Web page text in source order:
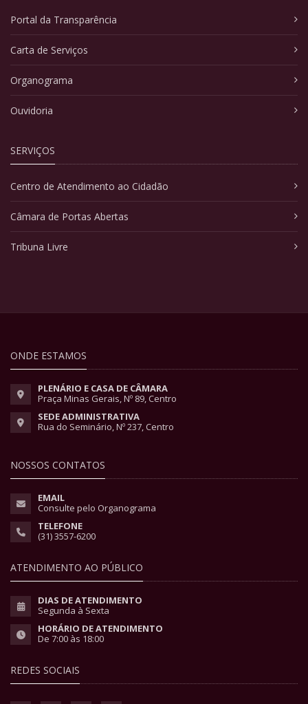
Portal da Transparência
Carta de Serviços
Organograma
Ouvidoria
SERVIÇOS
Centro de Atendimento ao Cidadão
Câmara de Portas Abertas
Tribuna Livre
ONDE ESTAMOS
PLENÁRIO E CASA DE CÂMARA
Praça Minas Gerais, Nº 89, Centro
SEDE ADMINISTRATIVA
Rua do Seminário, Nº 237, Centro
NOSSOS CONTATOS
EMAIL
Consulte pelo Organograma
TELEFONE
(31) 3557-6200
ATENDIMENTO AO PÚBLICO
DIAS DE ATENDIMENTO
Segunda à Sexta
HORÁRIO DE ATENDIMENTO
De 7:00 às 18:00
REDES SOCIAIS